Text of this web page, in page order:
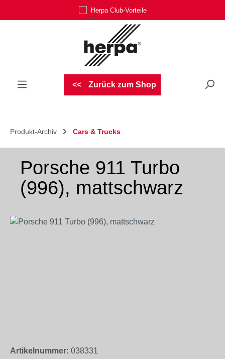
Zum Hauptinhalt springenHerpa Club-Vorteile
Zurück zum Shop
Produkt-Archiv Cars & Trucks
Porsche 911 Turbo
(996), mattschwarz
Bildergalerie überspringen
Artikelnummer: 038331